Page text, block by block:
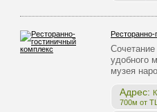
удобного
музея
Адрес:
700м от